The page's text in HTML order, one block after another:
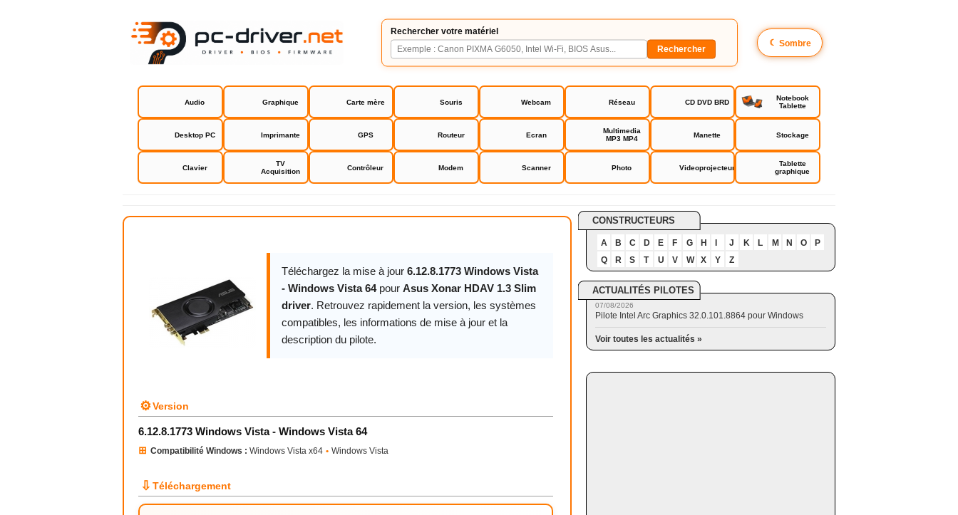
Rechercher votre matériel
☾ Sombre
Audio Graphique Carte mère Souris Webcam Réseau CD DVD BRD
Notebook
Tablette
Desktop PC Imprimante GPS Routeur Ecran
Multimedia
MP3 MP4
Manette Stockage
Clavier
TV
Acquisition
Contrôleur Modem Scanner Photo Videoprojecteur
Tablette
graphique
Asus Xonar HDAV 1.3 Slim driver
Téléchargez la mise à jour 6.12.8.1773 Windows Vista
- Windows Vista 64pour Asus Xonar HDAV 1.3 Slim
driver. Retrouvez rapidement la version, les systèmes
compatibles, les informations de mise à jour et la
description du pilote.
⚙Version
6.12.8.1773 Windows Vista - Windows Vista 64
⊞ Compatibilité Windows : Windows Vista x64 • Windows Vista
⇩ Téléchargement
CONSTRUCTEURS
A B C D E F G H J K L M N O
P
Q
R S T U V W X Y Z
ACTUALITÉS PILOTES
07/08/2026
Pilote Intel Arc Graphics 32.0.101.8864 pour Windows
Voir toutes les actualités »